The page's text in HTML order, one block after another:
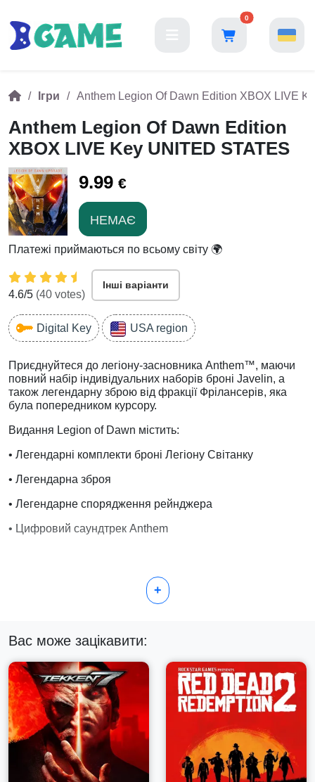
0
Ігри Anthem Legion Of Dawn Edition XBOX LIVE
Anthem Legion Of Dawn Edition
XBOX LIVE Key UNITED STATES
9.99 €
НЕМАЄ
Платежі приймаються по всьому світу 🌍
4.6/5 (40 votes)
Інші варіанти
Digital Key USA region
Приєднуйтеся до легіону-засновника Anthem™, маючи
повний набір індивідуальних наборів броні Javelin, а
також легендарну зброю від фракції Фрілансерів, яка
була попередником курсору.
Видання Legion of Dawn містить:
• Легендарні комплекти броні Легіону Світанку
• Легендарна зброя
• Легендарне спорядження рейнджера
• Цифровий саундтрек Anthem
Розкрийте свою силу. У світі, який залишили
недобудованим богами, тіньова фракція загрожує
всьому людству. Тільки ви стоїте між Домініоном і
+
Вас може зацікавити: